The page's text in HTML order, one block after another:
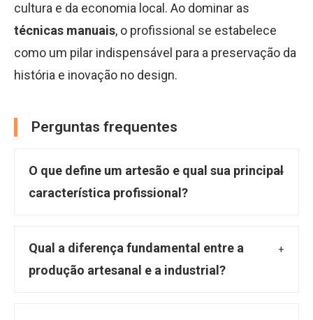
cultura e da economia local. Ao dominar as
técnicas manuais, o profissional se estabelece
como um pilar indispensável para a preservação da
história e inovação no design.
Perguntas frequentes
O que define um artesão e qual sua principal
característica profissional?
acabados por meio de técnicas
predominantemente manuais. Sua principal
Qual a diferença fundamental entre a
produção artesanal e a industrial?